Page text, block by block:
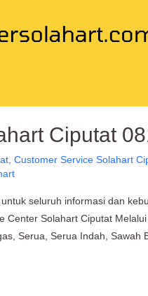
Ciputat
,Customer Service Solahart
seluruh informasi dan
Center Solahart Ciputat
Serua, Serua Indah, Sawah